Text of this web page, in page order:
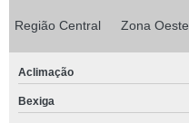
Região Central Zona Oeste
Aclimação
Bexiga